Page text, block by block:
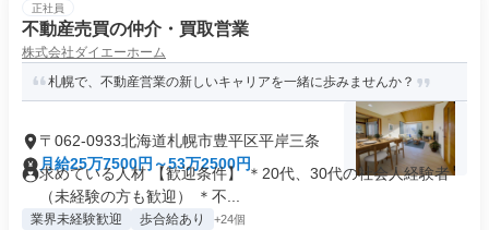
正社員
不動産売買の仲介・買取営業
株式会社ダイエーホーム
札幌で、不動産営業の新しいキャリアを一緒に歩みませんか？
〒062-0933北海道札幌市豊平区平岸三条
月給25万7500円～53万2500円
求めている人材 【歓迎条件】 ＊20代、30代の社会人経験者
（未経験の方も歓迎） ＊不...
業界未経験歓迎 歩合給あり +24個